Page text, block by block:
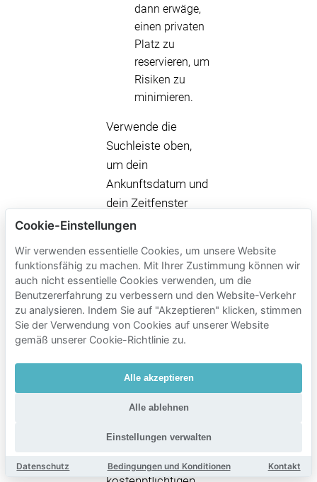
dann erwäge,
einen privaten
Platz zu
reservieren, um
Risiken zu
minimieren.
Verwende die
Suchleiste oben,
um dein
Ankunftsdatum und
dein Zeitfenster
einzugeben, und
verfügbare
reservierte Plätze in
Grunobuurt mit den
öffentlichen
Parkplätzen, die du
bezahlen würdest.
Tipp:Details zu
Parkausweisen und
kostenlosen/
Cookie-Einstellungen
Wir verwenden essentielle Cookies, um unsere Website
funktionsfähig zu machen. Mit Ihrer Zustimmung können wir
auch nicht essentielle Cookies verwenden, um die
Benutzererfahrung zu verbessern und den Website-Verkehr
zu analysieren. Indem Sie auf "Akzeptieren" klicken, stimmen
Sie der Verwendung von Cookies auf unserer Website
gemäß unserer Cookie-Richtlinie zu.
Alle akzeptieren
Alle ablehnen
Einstellungen verwalten
Datenschutz Bedingungen und Konditionen Kontakt